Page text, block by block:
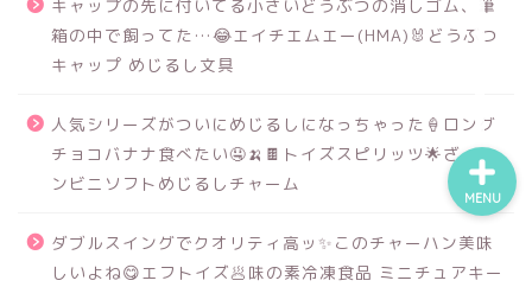
キャップの先に付いてる小さいどうぶつの消しゴム、筆
箱の中で飼ってた…😂エイチエムエー(HMA)🐰どうぶつ
キャップ めじるし文具
人気シリーズがついにめじるしになっちゃった🍦ロング
チョコバナナ食べたい🤤🍌🍫トイズスピリッツ🌟ざ・コ
ンビニソフトめじるしチャーム
ダブルスイングでクオリティ高ッ✨このチャーハン美味
しいよね😋エフトイズ🥟味の素冷凍食品 ミニチュアキー
MENU
トイスピ